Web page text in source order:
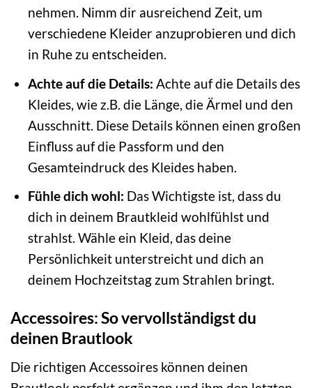
nehmen. Nimm dir ausreichend Zeit, um
verschiedene Kleider anzuprobieren und dich
in Ruhe zu entscheiden.
Achte auf die Details: Achte auf die Details des
Kleides, wie z.B. die Länge, die Ärmel und den
Ausschnitt. Diese Details können einen großen
Einfluss auf die Passform und den
Gesamteindruck des Kleides haben.
Fühle dich wohl: Das Wichtigste ist, dass du
dich in deinem Brautkleid wohlfühlst und
strahlst. Wähle ein Kleid, das deine
Persönlichkeit unterstreicht und dich an
deinem Hochzeitstag zum Strahlen bringt.
Accessoires: So vervollständigst du
deinen Brautlook
Die richtigen Accessoires können deinen